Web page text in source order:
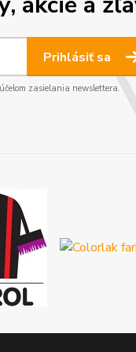
Prihlásiť sa
zasielania newslettera.